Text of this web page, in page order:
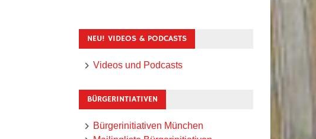
NEU! VIDEOS & PODCASTS
Videos und Podcasts
BÜRGERINTIATIVEN
Bürgerinitiativen München